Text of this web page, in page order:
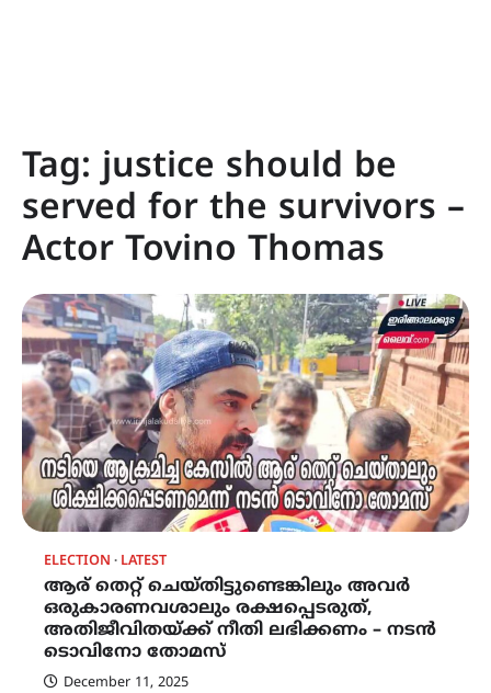
Tag: justice should be
served for the survivors –
Actor Tovino Thomas
ELECTION LATEST
ആര് തെറ്റ് ചെയ്തിട്ടുണ്ടെങ്കിലും അവര്‍
ഒരുകാരണവശാലും രക്ഷപ്പെടരുത്,
അതിജീവിതയ്ക്ക് നീതി ലഭിക്കണം – നടന്‍
ടൊവിനോ തോമസ്
December 11, 2025